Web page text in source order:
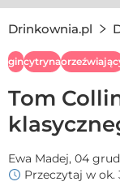
Drinkownia.pl
gincytryna
Tom
Ewa Madej, 04
Przeczytaj w ok.